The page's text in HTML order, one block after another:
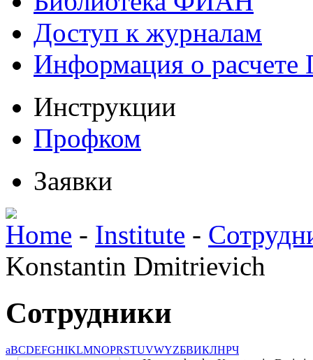
Доступ к журналам
Информация о
Инструкции
Профком
Заявки
Home - Institute -
Konstantin Dmitrievich
Сотрудники
aBCDEFGHIKLMNOPRSTUVWYZБВИКЛНРЧ